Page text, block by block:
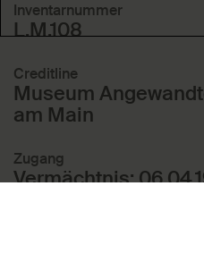
Inventarnummer
L.M.108
Creditline
Museum
am Main
Zugang
Vermächtnis;